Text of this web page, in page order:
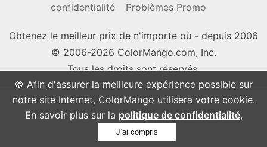
🍪 Afin d'assurer la meilleure expérience possible sur
notre site Internet, ColorMango utilisera votre cookie.
En savoir plus sur la politique de confidentialité,
J’ai compris
confidentialité
Problèmes Promo
Obtenez le meilleur prix de n'importe où - depuis 2006
© 2006-2026 ColorMango.com, Inc.
Tous les droits sont réservés.